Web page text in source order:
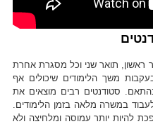
ראשון, תואר שני וכל מסגרת אחרת
משך הלימודים שיכולים אף
בהתאם. סטודנטים רבים מוצאים את
במשרה מלאה בזמן הלימודים.
להיות יותר עמוסה ומלחיצה ולא